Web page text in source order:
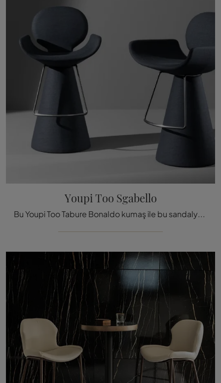
Youpi Too Sgabello
Bu Youpi Too Tabure Bonaldo kumaş ile bu sandalye ile, tasarım taburelerden biri, mekanlarınızı süsleyebilirsiniz.